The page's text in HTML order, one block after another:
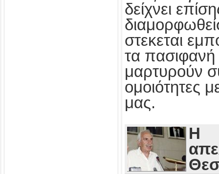
δείχνει
στεκεται
τα πασιφανή
μαρτυρούν
ομοιότητες
μας.
Η